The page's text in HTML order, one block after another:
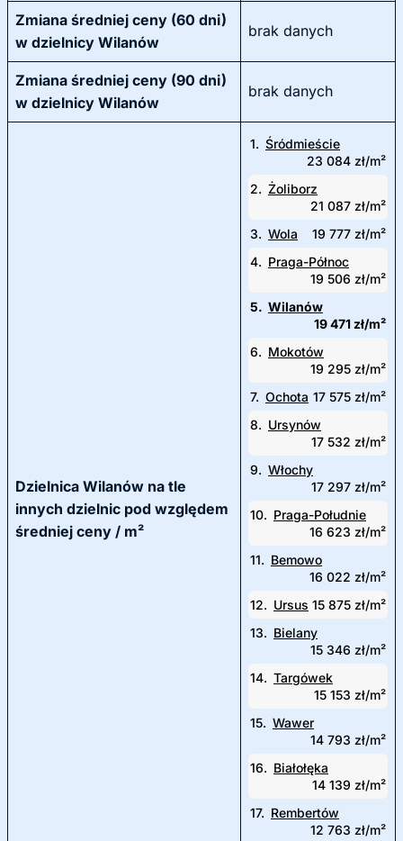
Zmiana średniej ceny (60 dni)
w dzielnicy Wilanów
brak danych
Zmiana średniej ceny (90 dni)
w dzielnicy Wilanów
brak danych
Dzielnica Wilanów na tle
innych dzielnic pod względem
średniej ceny / m²
1. Śródmieście
23 084 zł/m²
2. Żoliborz
21 087 zł/m²
3. Wola
19 777 zł/m²
4. Praga-Północ
19 506 zł/m²
5. Wilanów
19 471 zł/m²
6. Mokotów
19 295 zł/m²
7. Ochota 17 575 zł/m²
8. Ursynów
17 532 zł/m²
9. Włochy
17 297 zł/m²
10. Praga-Południe
16 623 zł/m²
11. Bemowo
16 022 zł/m²
12. Ursus 15 875 zł/m²
13. Bielany
15 346 zł/m²
14. Targówek
15 153 zł/m²
15. Wawer
14 793 zł/m²
16. Białołęka
14 139 zł/m²
17. Rembertów
12 763 zł/m²